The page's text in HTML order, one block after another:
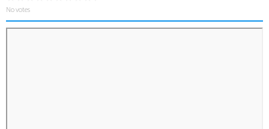
No votes